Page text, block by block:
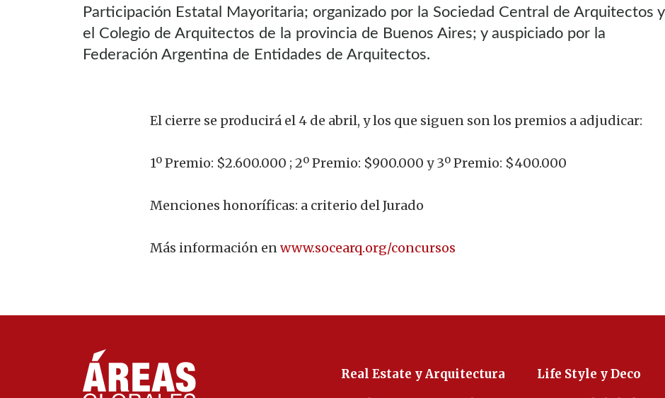
Participación Estatal Mayoritaria; organizado por la Sociedad Central de Arquitectos y
el Colegio de Arquitectos de la provincia de Buenos Aires; y auspiciado por la
Federación Argentina de Entidades de Arquitectos.
El cierre se producirá el 4 de abril, y los que siguen son los premios a adjudicar:
1º Premio: $2.600.000 ; 2º Premio: $900.000 y 3º Premio: $400.000
Menciones honoríficas: a criterio del Jurado
Más información enwww.socearq.org/concursos
Real Estate y Arquitectura
Life Style y Deco